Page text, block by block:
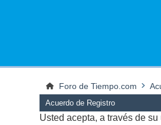
Foro de Tiempo.com
Acuerdo de Registro
Usted acepta, a través de